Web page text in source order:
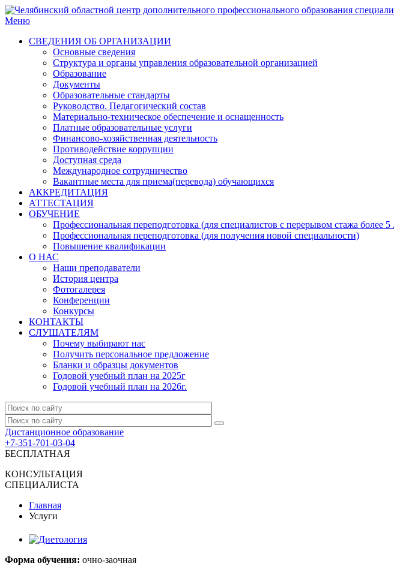
Меню
СВЕДЕНИЯ ОБ ОРГАНИЗАЦИИ
Основные сведения
Структура и органы управления образовательной организацией
Образование
Документы
Образовательные стандарты
Руководство. Педагогический состав
Материально-техническое обеспечение и оснащенность
Платные образовательные услуги
Финансово-хозяйственная деятельность
Противодействие коррупции
Доступная среда
Международное сотрудничество
Вакантные места для приема(перевода) обучающихся
АККРЕДИТАЦИЯ
АТТЕСТАЦИЯ
ОБУЧЕНИЕ
Профессиональная переподготовка (для специалистов с перерывом стажа более 5
Профессиональная переподготовка (для получения новой специальности)
Повышение квалификации
О НАС
Наши преподаватели
История центра
Фотогалерея
Конференции
Конкурсы
КОНТАКТЫ
СЛУШАТЕЛЯМ
Почему выбирают нас
Получить персональное предложение
Бланки и образцы документов
Годовой учебный план на 2025г
Годовой учебный план на 2026г.
Дистанционное образование
+7-351-701-03-04
БЕСПЛАТНАЯ
КОНСУЛЬТАЦИЯ
СПЕЦИАЛИСТА
Главная
Услуги
Форма обучения: очно-заочная